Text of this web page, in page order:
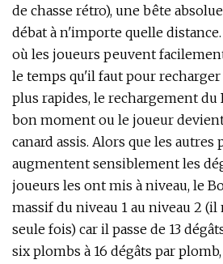
de chasse rétro), une bête
débat à n'importe quelle
où les joueurs peuvent
le temps qu'il faut pour
plus rapides, le rechargement
bon moment ou le joueur
canard assis. Alors que les autres
augmentent sensiblement les
joueurs les ont mis à niveau, le
massif du niveau 1 au niveau 2
seule fois) car il passe de 13
six plombs à 16 dégâts par